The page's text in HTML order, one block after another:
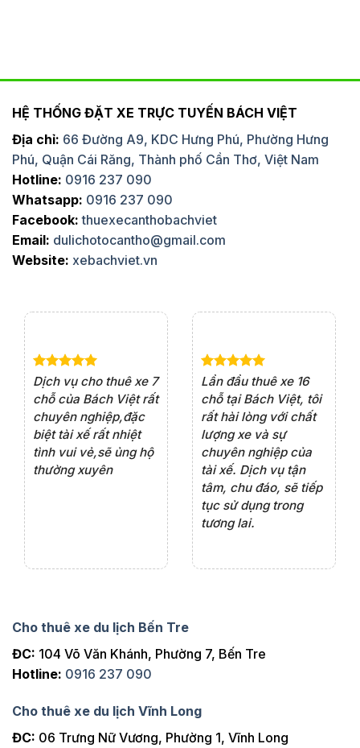
HỆ THỐNG ĐẶT XE TRỰC TUYẾN BÁCH VIỆT
Địa chỉ: 66 Đường A9, KDC Hưng Phú, Phường Hưng
Phú, Quận Cái Răng, Thành phố Cần Thơ, Việt Nam
Hotline: 0916 237 090
Whatsapp: 0916 237 090
Facebook: thuexecanthobachviet
Email: dulichotocantho@gmail.com
Website: xebachviet.vn
Dịch vụ cho thuê xe 7
chỗ của Bách Việt rất
chuyên nghiệp,đặc
biệt tài xế rất nhiệt
tình vui vẻ,sẽ ủng hộ
thường xuyên
Lần đầu thuê xe 16
chỗ tại Bách Việt, tôi
rất hài lòng với chất
lượng xe và sự
chuyên nghiệp của
tài xế. Dịch vụ tận
tâm, chu đáo, sẽ tiếp
tục sử dụng trong
tương lai.
Cho thuê xe du lịch Bến Tre
ĐC: 104 Võ Văn Khánh, Phường 7, Bến Tre
Hotline: 0916 237 090
Cho thuê xe du lịch Vĩnh Long
ĐC: 06 Trưng Nữ Vương, Phường 1, Vĩnh Long